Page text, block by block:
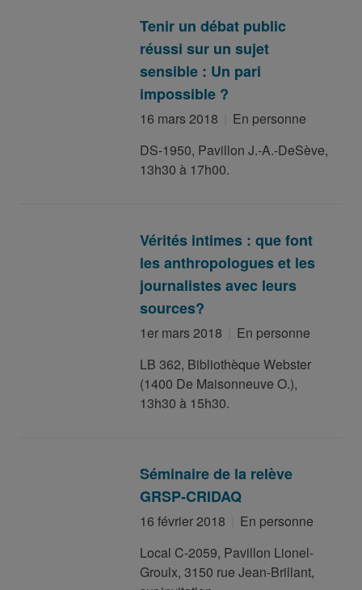
Tenir un débat public
réussi sur un sujet
sensible : Un pari
impossible ?
16 mars 2018
En personne
DS-1950, Pavillon J.-A.-DeSève,
13h30 à 17h00.
Vérités intimes : que font
les anthropologues et les
journalistes avec leurs
sources?
1er mars 2018
En personne
LB 362, Bibliothèque Webster
(1400 De Maisonneuve O.),
13h30 à 15h30.
Séminaire de la relève
GRSP-CRIDAQ
16 février 2018
En personne
Local C-2059, Pavillon Lionel-
Groulx, 3150 rue Jean-Brillant,